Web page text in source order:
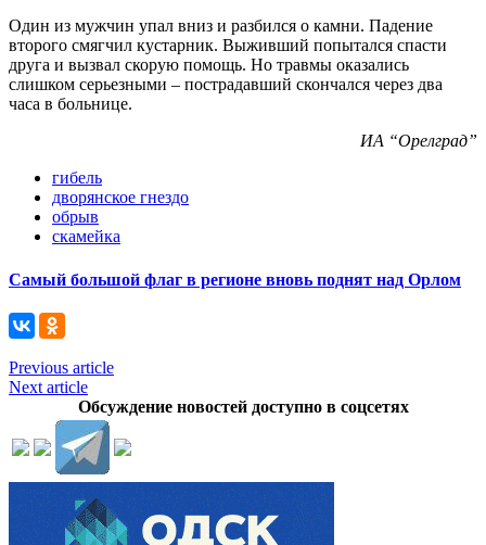
Один из мужчин упал вниз и разбился о камни. Падение
второго смягчил кустарник. Выживший попытался спасти
друга и вызвал скорую помощь. Но травмы оказались
слишком серьезными – пострадавший скончался через два
часа в больнице.
ИА “Орелград”
гибель
дворянское гнездо
обрыв
скамейка
Самый большой флаг в регионе вновь поднят над Орлом
Previous article
Next article
Обсуждение новостей доступно в соцсетях